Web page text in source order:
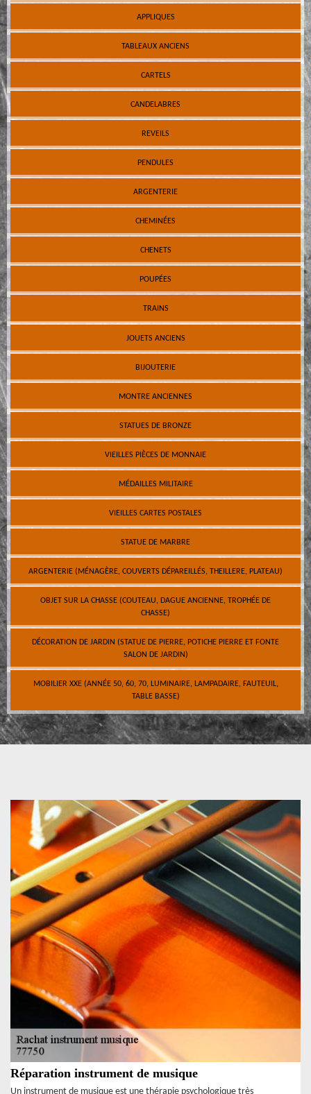
APPLIQUES
TABLEAUX ANCIENS
CARTELS
CANDELABRES
REVEILS
PENDULES
ARGENTERIE
CHEMINÉES
CHENETS
POUPÉES
TRAINS
JOUETS ANCIENS
BIJOUTERIE
MONTRE ANCIENNES
STATUES DE BRONZE
VIEILLES PIÈCES DE MONNAIE
MÉDAILLES MILITAIRE
VIEILLES CARTES POSTALES
STATUE DE MARBRE
ARGENTERIE (MÉNAGÈRE, COUVERTS DÉPAREILLÉS, THEILLERE, PLATEAU)
OBJET SUR LA CHASSE (COUTEAU, DAGUE ANCIENNE, TROPHÉE DE
CHASSE)
DÉCORATION DE JARDIN (STATUE DE PIERRE, POTICHE PIERRE ET FONTE
SALON DE JARDIN)
MOBILIER XXE (ANNÉE 50, 60, 70, LUMINAIRE, LAMPADAIRE, FAUTEUIL,
TABLE BASSE)
Réparation instrument de musique
Un instrument de musique est une thérapie psychologique très